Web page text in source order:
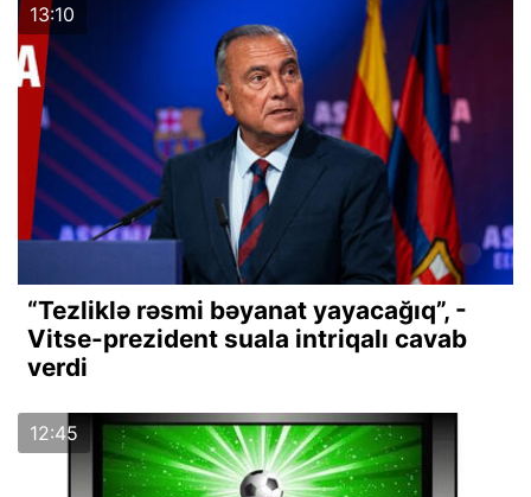
13:10
“Tezliklə rəsmi bəyanat yayacağıq”, -
Vitse-prezident suala intriqalı cavab
verdi
12:45